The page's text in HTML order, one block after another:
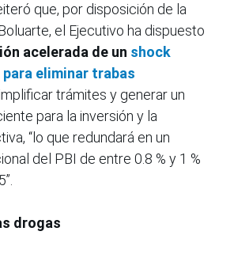
que, por disposición de la
el Ejecutivo ha dispuesto
acelerada de un shock
eliminar trabas
trámites y generar un
para la inversión y la
“lo que redundará en un
del PBI de entre 0.8 % y 1 %
drogas